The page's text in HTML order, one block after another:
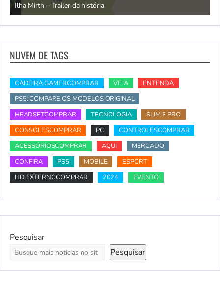
Ilha Mirth – Trailer da história
NUVEM DE TAGS
CADEIRA GAMERCOMPRAR VEJA
ENTENDA
PS5: COMPARE OS MODELOS ORIGINAL
HEADSETCOMPRAR
TECNOLOGIA
SLIM E PRO
CONSOLESCOMPRAR
PC
CONTROLESCOMPRAR
ACESSÓRIOSCOMPRAR
AQUI
MERCADO
CONFIRA
PS5 MOBILE
ESPORT
HD EXTERNOCOMPRAR
2024 EVENTO
Pesquisar
Pesquisar